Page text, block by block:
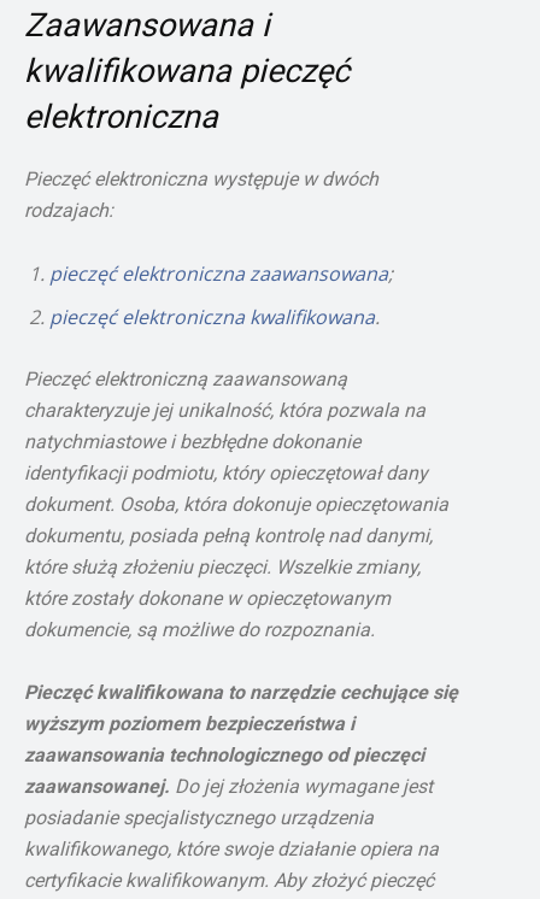
Zaawansowana i
kwalifikowana pieczęć
elektroniczna
Pieczęć elektroniczna występuje w dwóch
rodzajach:
pieczęć elektroniczna zaawansowana;
pieczęć elektroniczna kwalifikowana.
Pieczęć elektroniczną zaawansowaną
charakteryzuje jej unikalność, która pozwala na
natychmiastowe i bezbłędne dokonanie
identyfikacji podmiotu, który opieczętował dany
dokument. Osoba, która dokonuje opieczętowania
dokumentu, posiada pełną kontrolę nad danymi,
które służą złożeniu pieczęci. Wszelkie zmiany,
które zostały dokonane w opieczętowanym
dokumencie, są możliwe do rozpoznania.
Pieczęć kwalifikowana to narzędzie cechujące się
wyższym poziomem bezpieczeństwa i
zaawansowania technologicznego od pieczęci
zaawansowanej. Do jej złożenia wymagane jest
posiadanie specjalistycznego urządzenia
kwalifikowanego, które swoje działanie opiera na
certyfikacie kwalifikowanym. Aby złożyć pieczęć